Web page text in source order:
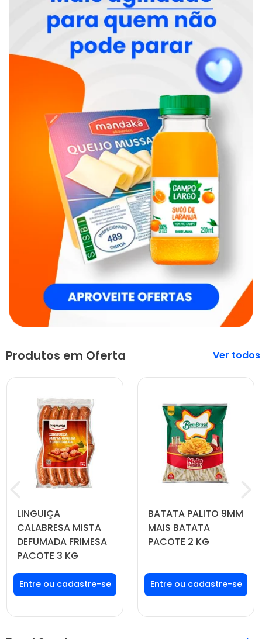
Produtos em Oferta
LINGUIÇA
CALABRESA MISTA
DEFUMADA FRIMESA
PACOTE 3 KG
Faça seu login ou
cadastre-se para
ver preços e
BATATA PALITO 9MM
MAIS BATATA
PACOTE 2 KG
Faça seu login ou
cadastre-se para
ver preços e